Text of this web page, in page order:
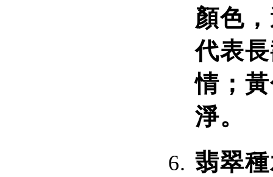
顏色
代表
情；
淨。
翡翠